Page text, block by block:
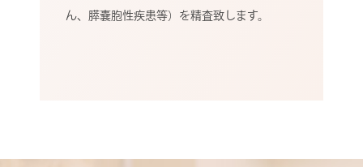
ん、膵嚢胞性疾患等）を精査致します。